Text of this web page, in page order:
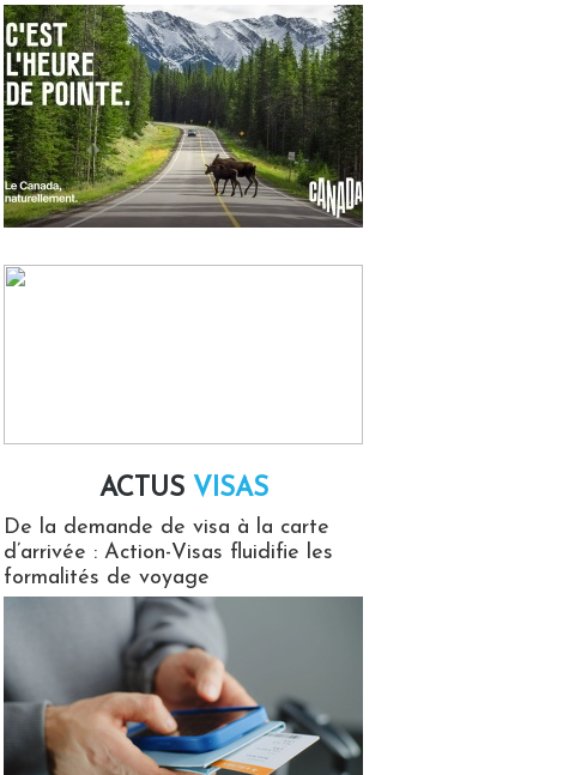
ACTUS VISAS
De la demande de visa à la carte
d’arrivée : Action-Visas fluidifie les
formalités de voyage